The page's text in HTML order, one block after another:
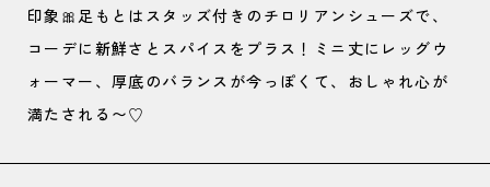
印象🎀足もとはスタッズ付きのチロリアンシューズで、
コーデに新鮮さとスパイスをプラス！ミニ丈にレッグウ
ォーマー、厚底のバランスが今っぽくて、おしゃれ心が
満たされる〜♡